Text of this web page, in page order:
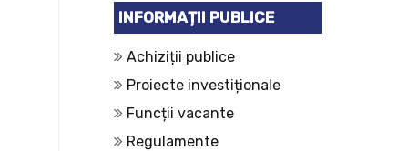
INFORMAȚII PUBLICE
Achiziții publice
Proiecte investiționale
Funcții vacante
Regulamente